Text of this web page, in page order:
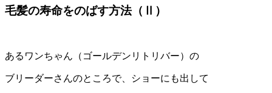
毛髪の寿命をのばす方法（Ⅱ）
あるワンちゃん（ゴールデンリトリバー）の
ブリーダーさんのところで、ショーにも出して